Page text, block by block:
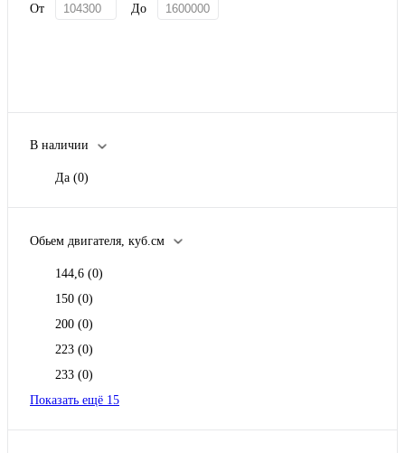
От До
В наличии
Да (0)
Обьем двигателя, куб.см
144,6 (0)
150 (0)
200 (0)
223 (0)
233 (0)
Показать ещё 15